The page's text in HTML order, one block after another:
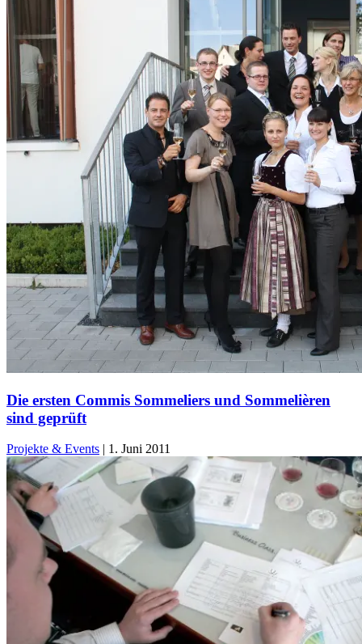
Die ersten Commis Sommeliers und Sommelièren
sind geprüft
Projekte & Events | 1. Juni 2011